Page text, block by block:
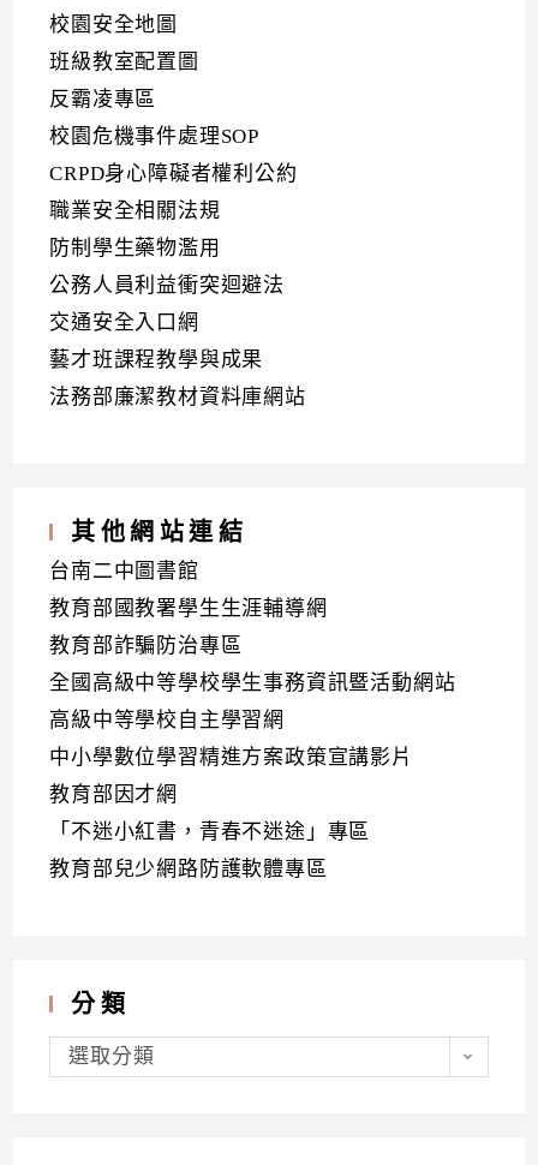
校園安全地圖
班級教室配置圖
反霸凌專區
校園危機事件處理SOP
CRPD身心障礙者權利公約
職業安全相關法規
防制學生藥物濫用
公務人員利益衝突迴避法
交通安全入口網
藝才班課程教學與成果
法務部廉潔教材資料庫網站
其他網站連結
台南二中圖書館
教育部國教署學生生涯輔導網
教育部詐騙防治專區
全國高級中等學校學生事務資訊暨活動網站
高級中等學校自主學習網
中小學數位學習精進方案政策宣講影片
教育部因才網
「不迷小紅書，青春不迷途」專區
教育部兒少網路防護軟體專區
分類
分
類選取分類